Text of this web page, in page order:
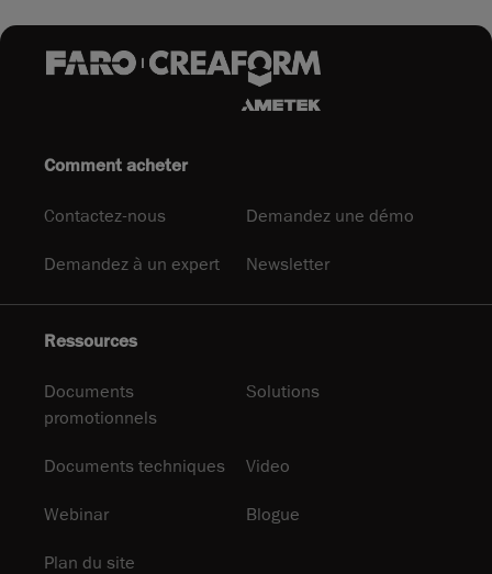
Comment acheter
Contactez-nous Demandez une démo
Demandez à un expert Newsletter
Ressources
Documents
promotionnels
Solutions
Documents techniques Video
Webinar Blogue
Plan du site